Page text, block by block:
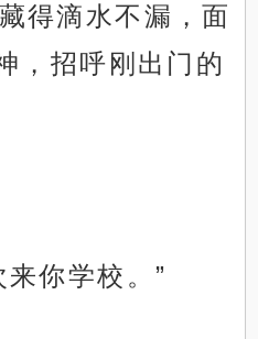
得滴水不漏，面
，招呼刚出门的
你学校。”